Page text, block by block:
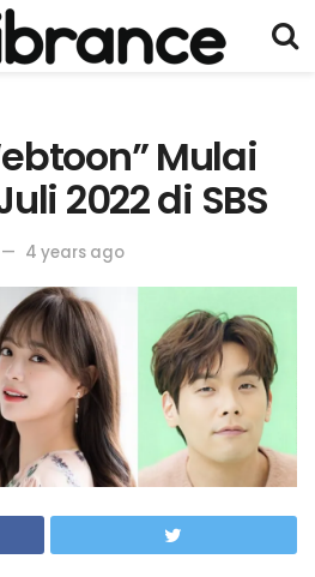
Mulai
2022 di SBS
4 years ago